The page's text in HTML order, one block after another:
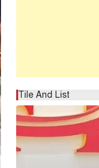
Tile And List